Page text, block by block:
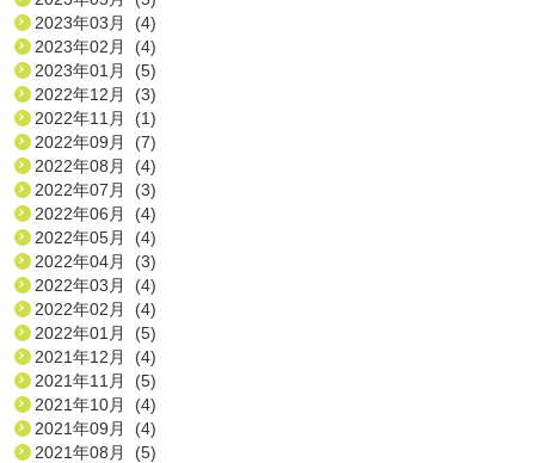
2023年03月 (4)
2023年02月 (4)
2023年01月 (5)
2022年12月 (3)
2022年11月 (1)
2022年09月 (7)
2022年08月 (4)
2022年07月 (3)
2022年06月 (4)
2022年05月 (4)
2022年04月 (3)
2022年03月 (4)
2022年02月 (4)
2022年01月 (5)
2021年12月 (4)
2021年11月 (5)
2021年10月 (4)
2021年09月 (4)
2021年08月 (5)